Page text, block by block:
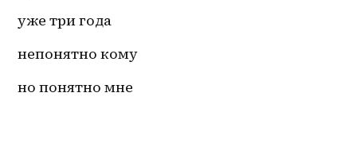
уже три года
непонятно кому
но понятно мне